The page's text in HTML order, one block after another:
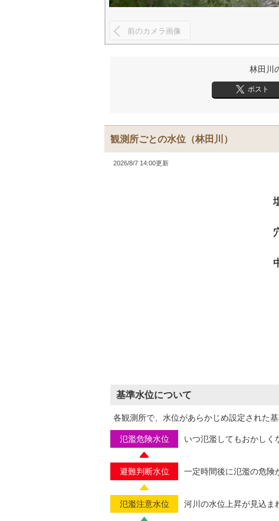
前のカメラ画像
林田川
ポスト
観測所ごとの水位 （林田川）
2026/8/7 14:00更新
基準水位について
各観測所で、水位があらかじめ設定された
氾濫危険水位 いつ氾濫してもおかしく
避難判断水位 一定時間後に氾濫の危険
氾濫注意水位 河川の水位上昇が見込ま